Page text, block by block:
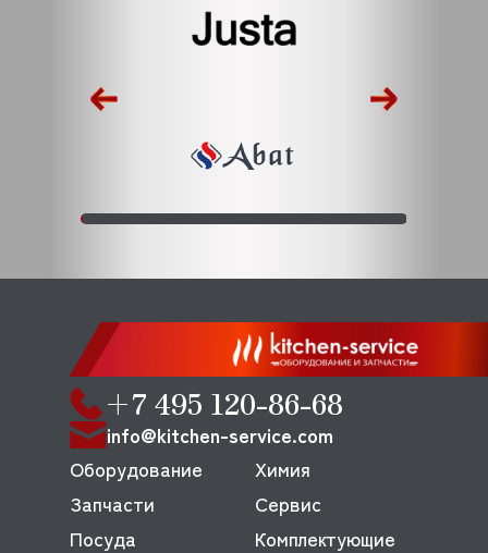
+7 495 120-86-68
info@kitchen-service.com
Оборудование
Запчасти
Посуда
Химия
Сервис
Комплектующие